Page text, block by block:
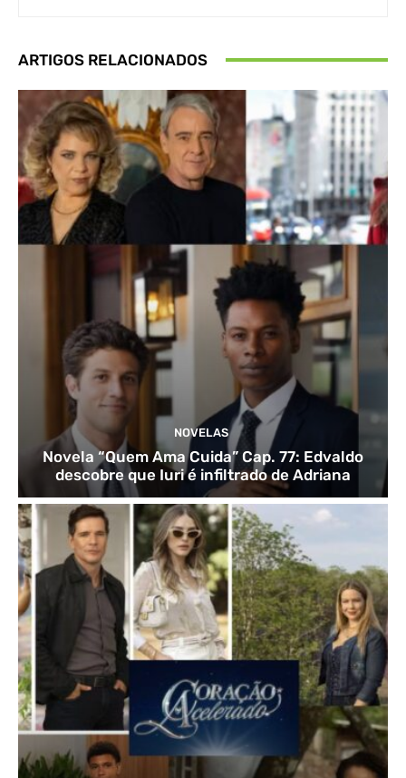
ARTIGOS RELACIONADOS
NOVELAS
Novela “Quem Ama Cuida” Cap. 77: Edvaldo
descobre que Iuri é infiltrado de Adriana